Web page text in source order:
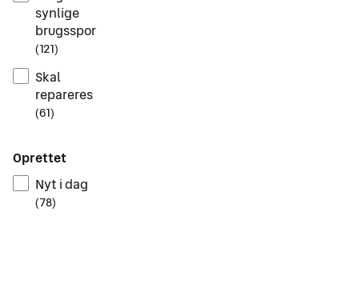
synlige
brugsspor
(121)
Skal
repareres
(61)
Oprettet
Nyt i dag
(78)